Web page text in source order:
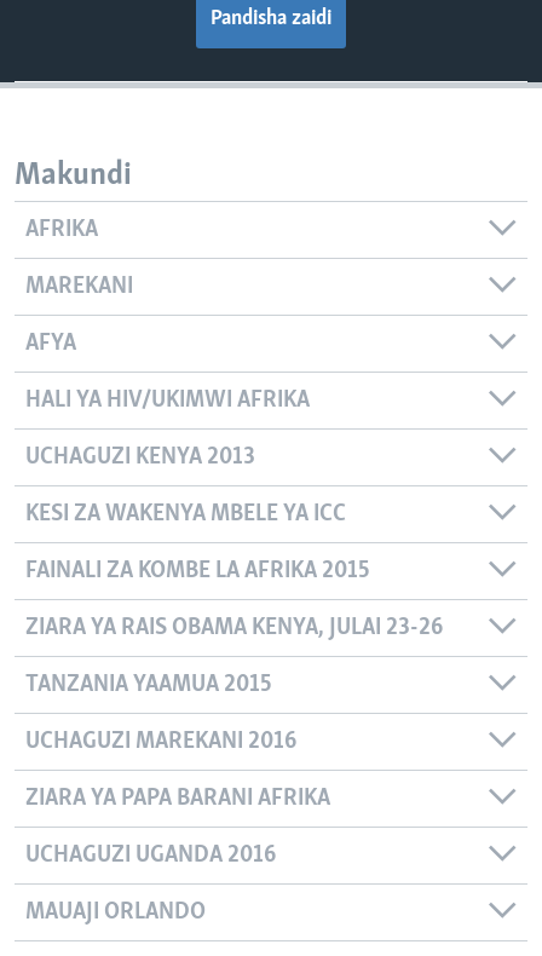
Pandisha zaidi
Makundi
AFRIKA
MAREKANI
AFYA
HALI YA HIV/UKIMWI AFRIKA
UCHAGUZI KENYA 2013
KESI ZA WAKENYA MBELE YA ICC
FAINALI ZA KOMBE LA AFRIKA 2015
ZIARA YA RAIS OBAMA KENYA, JULAI 23-26
TANZANIA YAAMUA 2015
UCHAGUZI MAREKANI 2016
ZIARA YA PAPA BARANI AFRIKA
UCHAGUZI UGANDA 2016
MAUAJI ORLANDO